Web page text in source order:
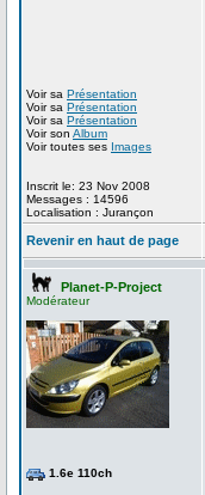
Voir sa Présentation
Voir sa Présentation
Voir sa Présentation
Voir son Album
Voir toutes ses Images
Inscrit le: 23 Nov 2008
Messages : 14596
Localisation : Jurançon
Revenir en haut de page
Planet-P-Project
Modérateur
1.6e 110ch